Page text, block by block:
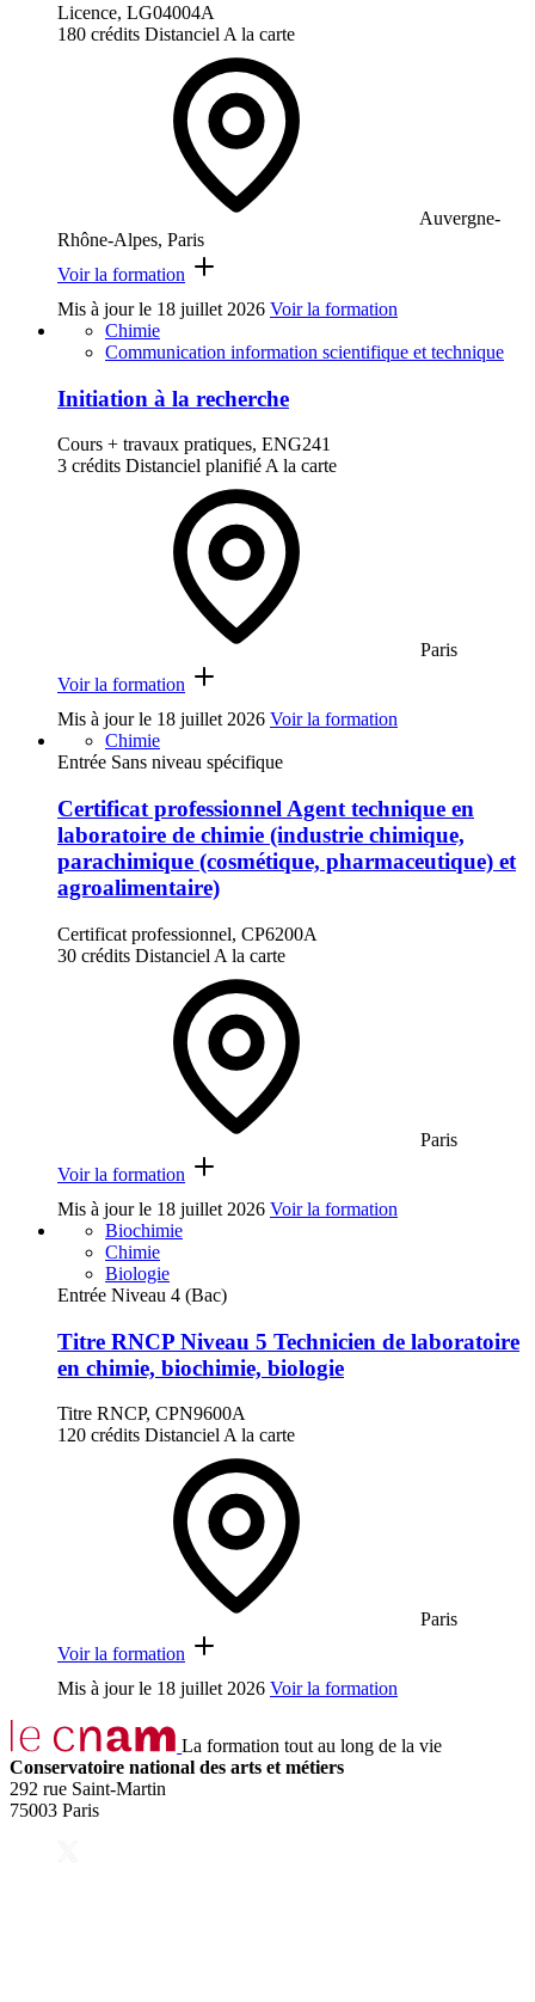
Licence, LG04004A
180 crédits Distanciel A la carte
Auvergne-
Rhône-Alpes, Paris
Voir la formation
Mis à jour le 18 juillet 2026 Voir la formation
Chimie
Communication information scientifique et technique
Initiation à la recherche
Cours + travaux pratiques, ENG241
3 crédits Distanciel planifiéA la carte
Paris
Voir la formation
Mis à jour le 18 juillet 2026 Voir la formation
Chimie
Entrée Sans niveau spécifique
Certificat professionnel Agent technique en
laboratoire de chimie (industrie chimique,
parachimique (cosmétique, pharmaceutique) et
agroalimentaire)
Certificat professionnel, CP6200A
30 crédits Distanciel A la carte
Paris
Voir la formation
Mis à jour le 18 juillet 2026 Voir la formation
Biochimie
Chimie
Biologie
Entrée Niveau 4 (Bac)
Titre RNCP Niveau 5 Technicien de laboratoire
en chimie, biochimie, biologie
Titre RNCP, CPN9600A
120 crédits Distanciel A la carte
Paris
Voir la formation
Mis à jour le 18 juillet 2026 Voir la formation
La formation tout au long de la vie
Conservatoire national des arts et métiers
292 rue Saint-Martin
75003 Paris